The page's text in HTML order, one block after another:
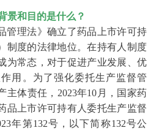
数据的管理。受托生产企业应当
系衔接的负责人，并明确其职
持有人有权查阅与受托生产活动
程和文件记录等，有权查看与受
确保受托生产符合法律法规、技
等要求。
和持有人应当建立质量信息沟通
，制定沟通信息清单（至少包括
和目的是什么？
理法》确立了药品上市许可持
制度的法律地位。在持有人制度
为常态，对于促进产业发展、优
用。为了强化委托生产监督管
主体责任，2023年10月，国家药
品上市许可持有人委托生产监督
年第132号，以下简称132号公